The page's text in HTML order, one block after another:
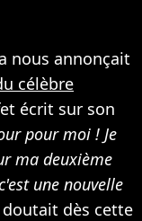
nous annonçait
célèbre
écrit sur son
pour moi ! Je
ma deuxième
une nouvelle
doutait dès cette